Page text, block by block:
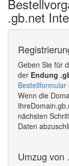
.gb.net
Geben Sie für
der Endung
Bestellformular
Wenn die
nächsten
Daten
Umzug von